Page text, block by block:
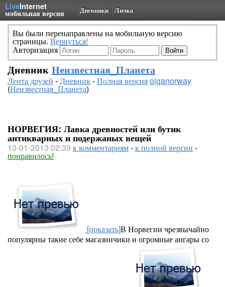
LiveInternet
мобильная версия Дневники Личка
Вы были перенаправлены на мобильную версию
страницы. Вернуться!
Авторизация
Дневник Неизвестная_Планета
Лента друзей -Дневник-Полная версияolganorway
(Неизвестная_Планета)
НОРВЕГИЯ: Лавка древностей или бутик
антикварных и подержаных вещей
13-01-2013 02:39 к комментариям-к полной версии -
понравилось!
[показать]В Норвегии чрезвычайно
популярны такие себе магазинчики и огромные ангары со